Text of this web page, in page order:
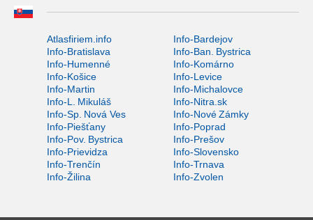
Atlasfiriem.info
Info-Bardejov
Info-Bratislava
Info-Ban. Bystrica
Info-Humenné
Info-Komárno
Info-Košice
Info-Levice
Info-Martin
Info-Michalovce
Info-L. Mikuláš
Info-Nitra.sk
Info-Sp. Nová Ves
Info-Nové Zámky
Info-Piešťany
Info-Poprad
Info-Pov. Bystrica
Info-Prešov
Info-Prievidza
Info-Slovensko
Info-Trenčín
Info-Trnava
Info-Žilina
Info-Zvolen